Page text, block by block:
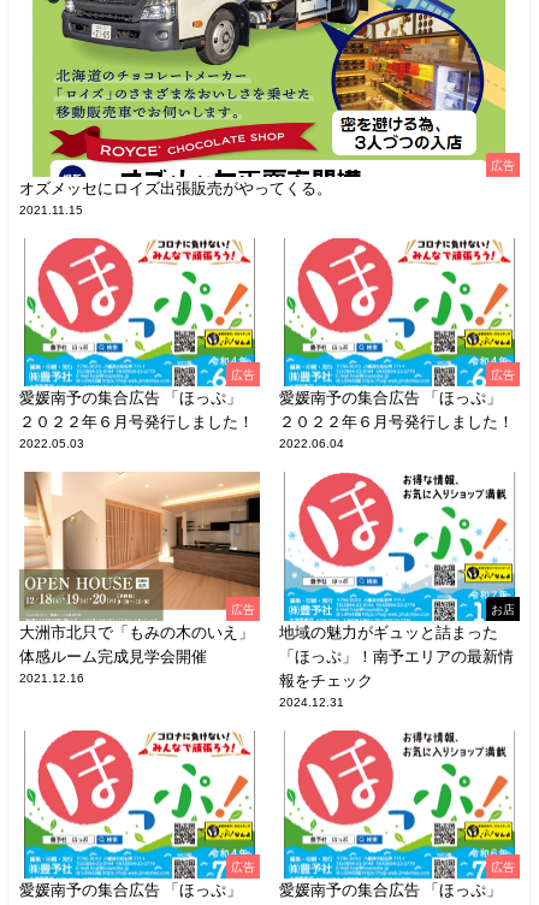
広告
オズメッセにロイズ出張販売がやってくる。
2021.11.15
広告
愛媛南予の集合広告 「ほっぷ」
２０２２年６月号発行しました！
2022.05.03
広告
愛媛南予の集合広告 「ほっぷ」
２０２２年６月号発行しました！
2022.06.04
広告
大洲市北只で「もみの木のいえ」
体感ルーム完成見学会開催
2021.12.16
お店
地域の魅力がギュッと詰まった
「ほっぷ」！南予エリアの最新情
報をチェック
2024.12.31
広告
愛媛南予の集合広告 「ほっぷ」
広告
愛媛南予の集合広告 「ほっぷ」